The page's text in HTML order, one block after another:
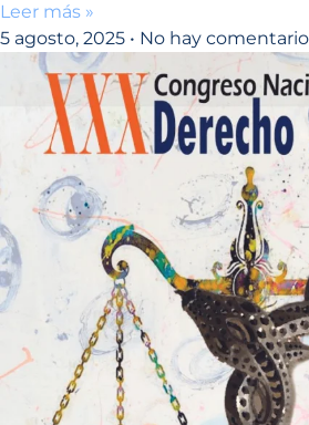
Leer más »
5 agosto, 2025
No hay